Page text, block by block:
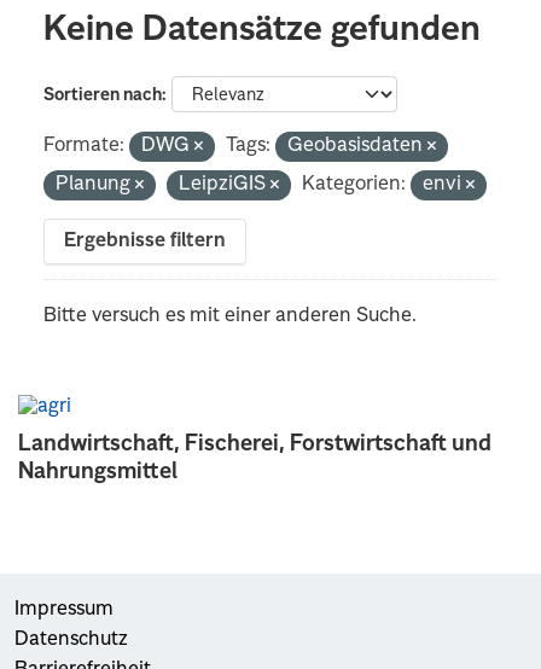
Landwirtschaft, Fischerei, Forstwirtschaft und
Nahrungsmittel
Keine Datensätze gefunden
Sortieren nach
Formate: DWG Tags:
Geobasisdaten
Planung
LeipziGIS Kategorien: envi
Ergebnisse filtern
Bitte versuch es mit einer anderen Suche.
Impressum
Datenschutz